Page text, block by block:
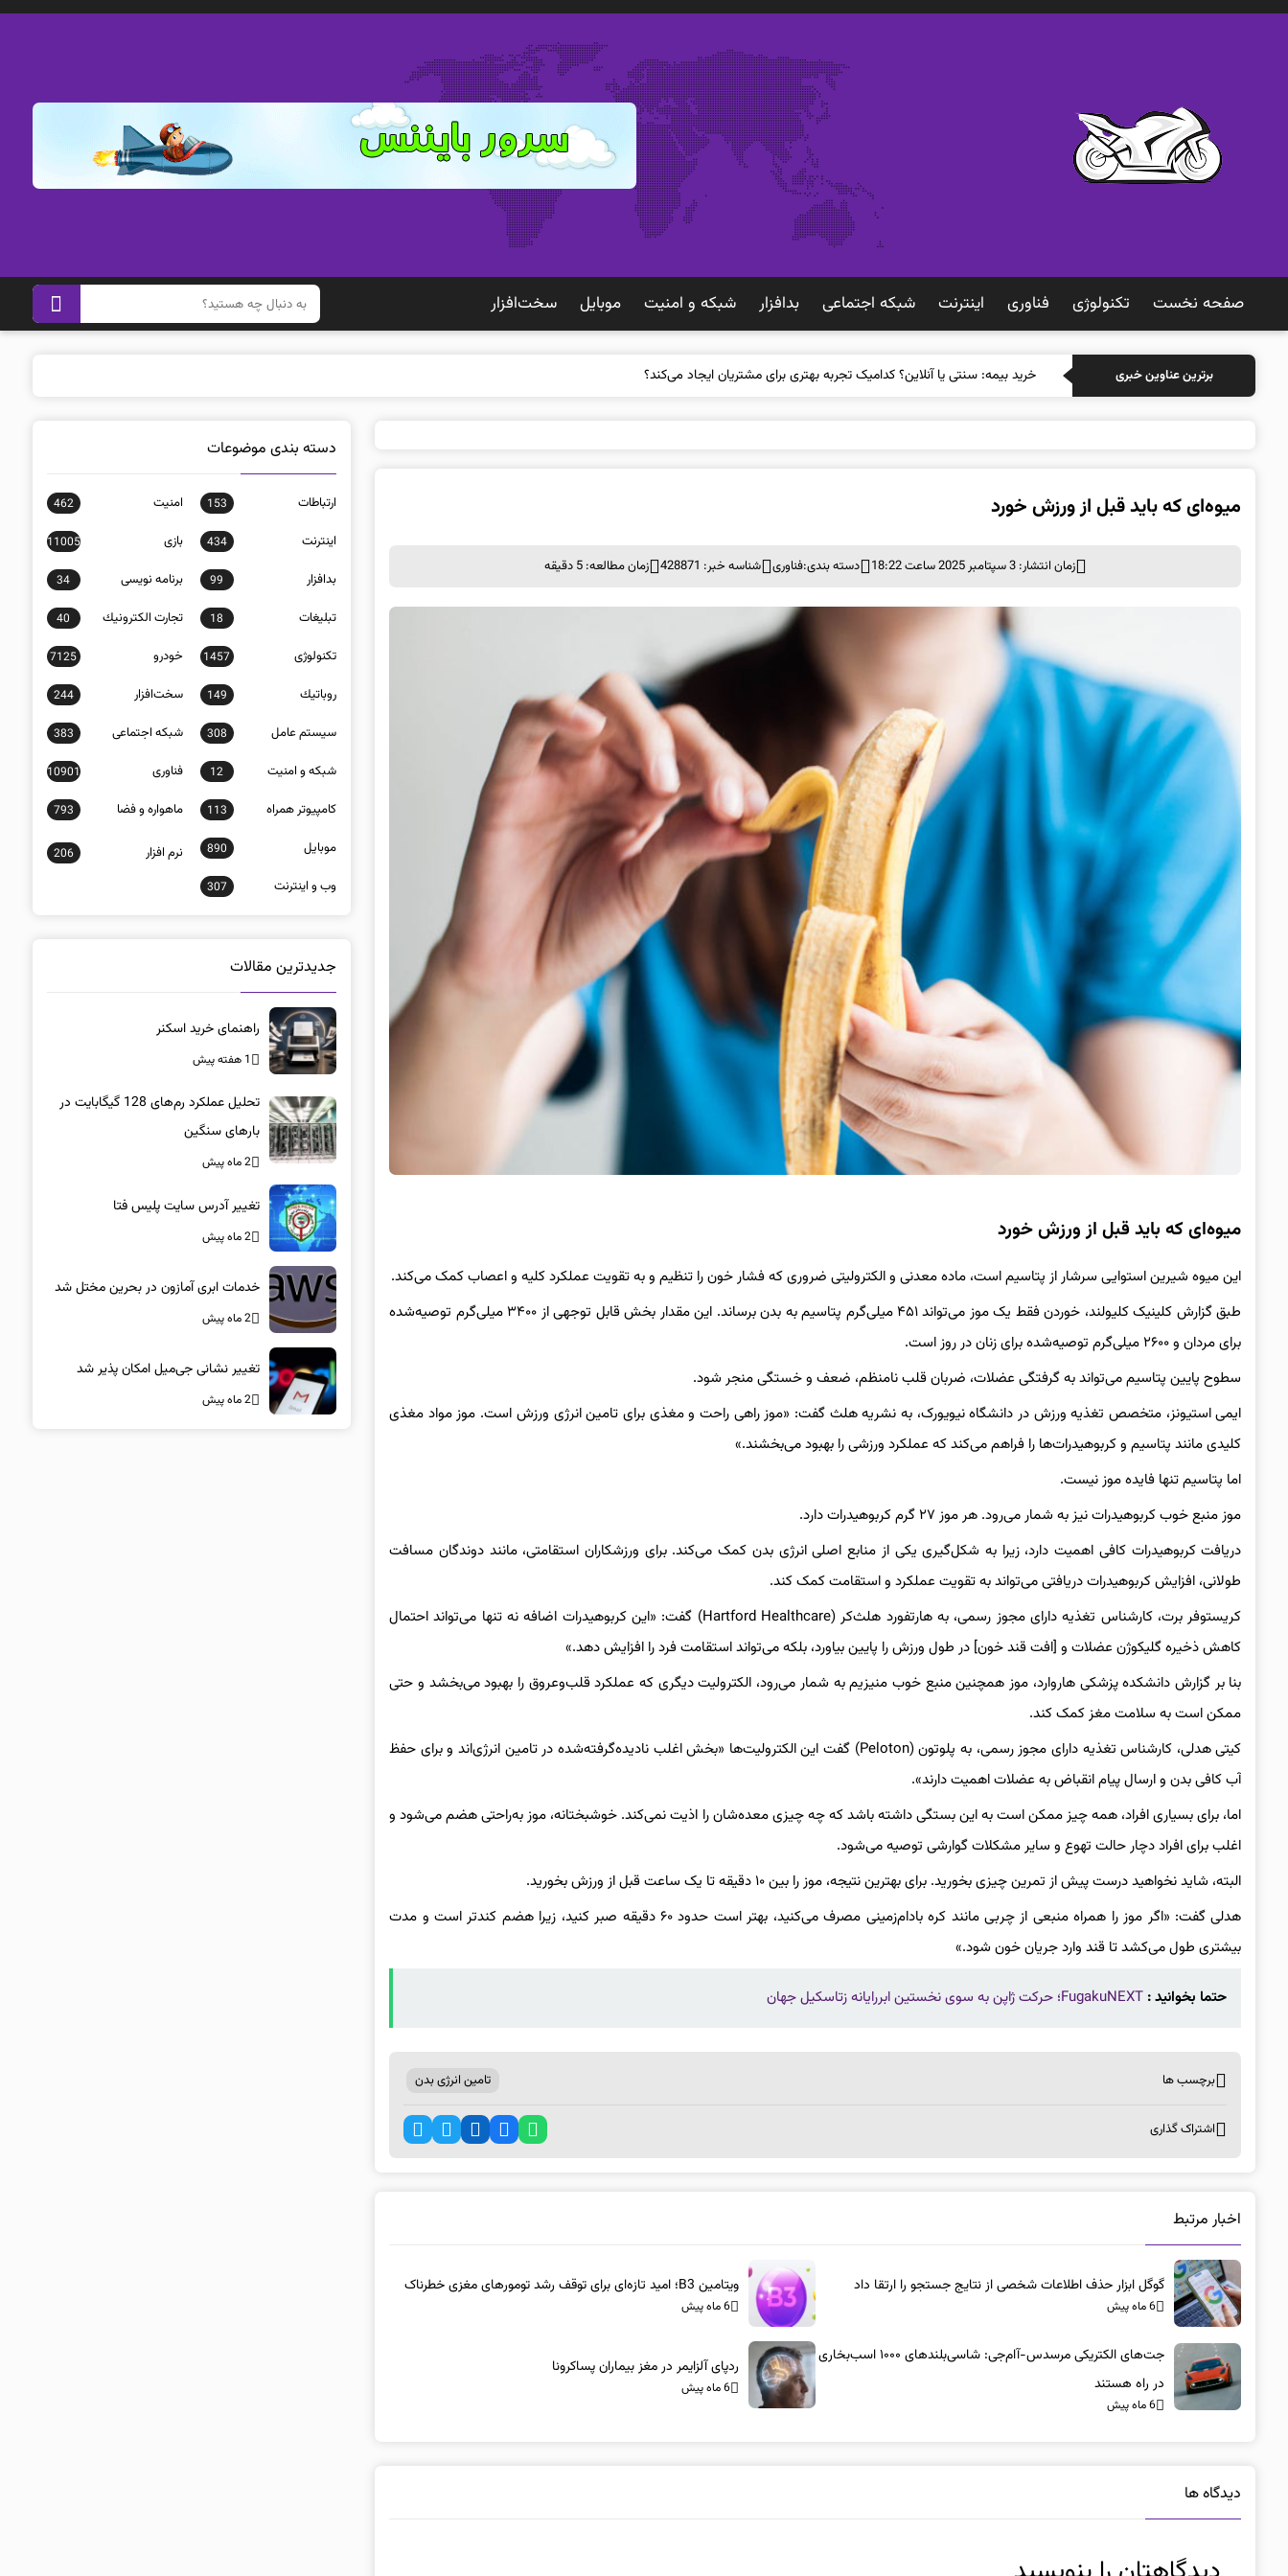
صفحه نخست تکنولوژی فناوری اينترنت شبكه اجتماعی بدافزار شبكه و امنيت موبايل سخت‌افزار
برترین عناوین خبری خرید بیم
میوه‌ای که باید قبل از ورزش خورد
زمان انتشار: 3 سپتامبر 2025 ساعت 18:22 دسته بندی:فناوری شناسه خبر: 428871 زمان مطالعه: 5 دقیقه
میوه‌ای که باید قبل از ورزش خورد
این میوه شیرین استوایی سرشار از پتاسیم است، ماده معدنی و الکترولیتی ضروری که فشار خون را تنظیم و به تقویت عملکرد کلیه و اعصاب کمک می‌کند.
طبق گزارش کلینیک کلیولند، خوردن فقط یک موز می‌تواند ۴۵۱ میلی‌گرم پتاسیم به بدن برساند. این مقدار بخش قابل توجهی از ۳۴۰۰ میلی‌گرم توصیه‌شده
برای مردان و ۲۶۰۰ میلی‌گرم توصیه‌شده برای زنان در روز است.
سطوح پایین پتاسیم می‌تواند به گرفتگی عضلات، ضربان قلب نامنظم، ضعف و خستگی منجر شود.
ایمی استیونز، متخصص تغذیه ورزش در دانشگاه نیویورک، به نشریه هلث گفت: «موز راهی راحت و مغذی برای تامین انرژی ورزش است. موز مواد مغذی
کلیدی مانند پتاسیم و کربوهیدرات‌ها را فراهم می‌کند که عملکرد ورزشی را بهبود می‌بخشند.»
اما پتاسیم تنها فایده موز نیست.
موز منبع خوب کربوهیدرات‌ نیز به شمار می‌رود. هر موز ۲۷ گرم کربوهیدرات دارد.
دریافت کربوهیدرات کافی اهمیت دارد، زیرا به شکل‌گیری یکی از منابع اصلی انرژی بدن کمک می‌کند. برای ورزشکاران استقامتی، مانند دوندگان مسافت
طولانی، افزایش کربوهیدرات دریافتی می‌تواند به تقویت عملکرد و استقامت کمک کند.
کریستوفر برت، کارشناس تغذیه دارای مجوز رسمی، به هارتفورد هلث‌کر (Hartford Healthcare) گفت: «این کربوهیدرات‌ اضافه نه تنها می‌تواند احتمال
کاهش ذخیره گلیکوژن عضلات و [افت قند خون] در طول ورزش را پایین بیاورد، بلکه می‌تواند استقامت فرد را افزایش دهد.»
بنا بر گزارش دانشکده پزشکی هاروارد، موز همچنین منبع خوب منیزیم به شمار می‌رود، الکترولیت دیگری که عملکرد قلب‌و‌عروق را بهبود می‌بخشد و حتی
ممکن است به سلامت مغز کمک کند.
کیتی هدلی، کارشناس تغذیه دارای مجوز رسمی، به پلوتون (Peloton) گفت این الکترولیت‌ها «بخش اغلب نادیده‌گرفته‌شده در تامین انرژی‌اند و برای حفظ
آب کافی بدن و ارسال پیام انقباض به عضلات اهمیت دارند».
اما، برای بسیاری افراد، همه چیز ممکن است به این بستگی داشته باشد که چه چیزی معده‌شان را اذیت نمی‌کند. خوشبختانه، موز به‌راحتی هضم می‌شود و
اغلب برای افراد دچار حالت تهوع و سایر مشکلات گوارشی توصیه می‌شود.
البته، شاید نخواهید درست پیش از تمرین چیزی بخورید. برای بهترین نتیجه، موز را بین ۱۰ دقیقه تا یک ساعت قبل از ورزش بخورید.
هدلی گفت: «اگر موز را همراه منبعی از چربی مانند کره بادام‌زمینی مصرف می‌کنید، بهتر است حدود ۶۰ دقیقه صبر کنید، زیرا هضم کندتر است و مدت
بیشتری طول می‌کشد تا قند وارد جریان خون شود.»
حتما بخوانید : FugakuNEXT؛ حرکت ژاپن به سوی نخستین ابررایانه زتاسکیل جهان
برچسب ها تامین انرژی بدن
اشتراک گذاری
اخبار مرتبط
گوگل ابزار حذف اطلاعات شخصی از نتایج جستجو را ارتقا داد
6 ماه پیش
ویتامین B3؛ امید تازه‌ای برای توقف رشد تومورهای مغزی خطرناک
6 ماه پیش
جت‌های الکتریکی مرسدس-آام‌جی: شاسی‌بلندهای ۱۰۰۰ اسب‌بخاری
در راه هستند
6 ماه پیش
ردپای آلزایمر در مغز بیماران پساکرونا
6 ماه پیش
دیدگاه ها
دسته بندی موضوعات
ارتباطات 153 امنيت 462
اينترنت 434 بازی 11005
بدافزار 99 برنامه نويسی 34
تبلیغات 18 تجارت الكترونيك 40
تکنولوژی 1457 خودرو 7125
روباتيك 149 سخت‌افزار 244
سيستم عامل 308 شبكه اجتماعی 383
شبكه و امنيت 12 فناوری 10901
كامپيوتر همراه 113 ماهواره و فضا 793
موبايل 890 نرم افزار 206
وب و اينترنت 307
جدیدترین مقالات
راهنمای خرید اسکنر
1 هفته پیش
تحلیل عملکرد رم‌های 128 گیگابایت در
بارهای سنگین
2 ماه پیش
تغییر آدرس سایت پلیس فتا
2 ماه پیش
خدمات ابری آمازون در بحرین مختل شد
2 ماه پیش
تغییر نشانی جی‌میل امکان پذیر شد
2 ماه پیش